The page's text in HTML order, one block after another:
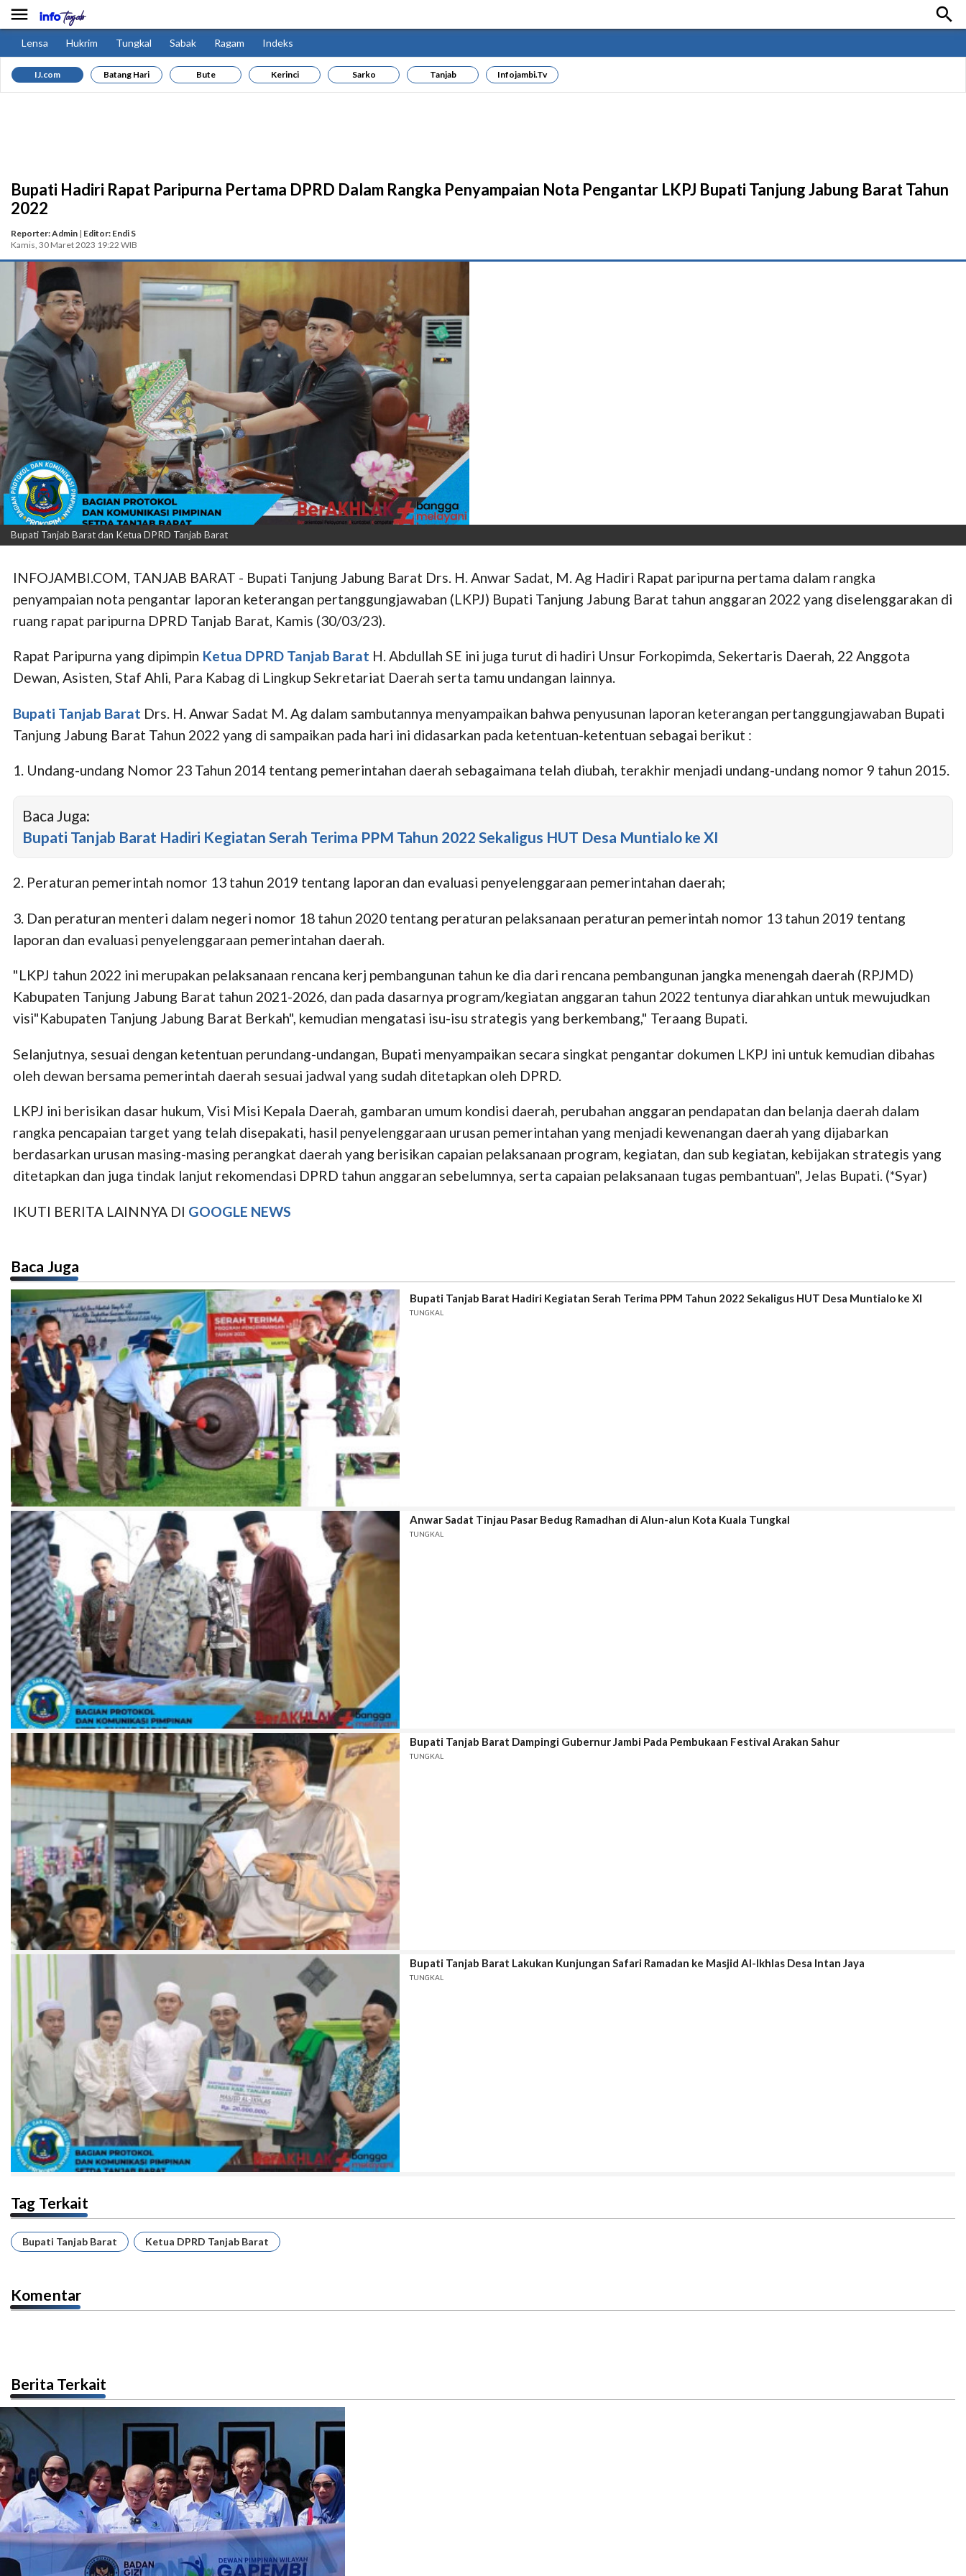
 
Lensa Hukrim Tungkal Sabak Ragam Indeks
IJ.com Batang Hari Bute Kerinci Sarko Tanjab Infojambi.tv
Bupati Hadiri Rapat Paripurna Pertama DPRD Dalam Rangka Penyampaian Nota Pengantar LKPJ Bupati Tanjung Jabung Barat Tahun
2022
Reporter: Admin | Editor: Endi S
Kamis, 30 Maret 2023 19:22 WIB
Bupati Tanjab Barat dan Ketua DPRD Tanjab Barat
INFOJAMBI.COM, TANJAB BARAT - Bupati Tanjung Jabung Barat Drs. H. Anwar Sadat, M. Ag Hadiri Rapat paripurna pertama dalam rangka
penyampaian nota pengantar laporan keterangan pertanggungjawaban (LKPJ) Bupati Tanjung Jabung Barat tahun anggaran 2022 yang diselenggarakan di
ruang rapat paripurna DPRD Tanjab Barat, Kamis (30/03/23).
Rapat Paripurna yang dipimpin Ketua DPRD Tanjab Barat H. Abdullah SE ini juga turut di hadiri Unsur Forkopimda, Sekertaris Daerah, 22 Anggota
Dewan, Asisten, Staf Ahli, Para Kabag di Lingkup Sekretariat Daerah serta tamu undangan lainnya.
Bupati Tanjab Barat Drs. H. Anwar Sadat M. Ag dalam sambutannya menyampaikan bahwa penyusunan laporan keterangan pertanggungjawaban Bupati
Tanjung Jabung Barat Tahun 2022 yang di sampaikan pada hari ini didasarkan pada ketentuan-ketentuan sebagai berikut :
1. Undang-undang Nomor 23 Tahun 2014 tentang pemerintahan daerah sebagaimana telah diubah, terakhir menjadi undang-undang nomor 9 tahun 2015.
Baca Juga:
Bupati Tanjab Barat Hadiri Kegiatan Serah Terima PPM Tahun 2022 Sekaligus HUT Desa Muntialo ke XI
2. Peraturan pemerintah nomor 13 tahun 2019 tentang laporan dan evaluasi penyelenggaraan pemerintahan daerah;
3. Dan peraturan menteri dalam negeri nomor 18 tahun 2020 tentang peraturan pelaksanaan peraturan pemerintah nomor 13 tahun 2019 tentang
laporan dan evaluasi penyelenggaraan pemerintahan daerah.
"LKPJ tahun 2022 ini merupakan pelaksanaan rencana kerj pembangunan tahun ke dia dari rencana pembangunan jangka menengah daerah (RPJMD)
Kabupaten Tanjung Jabung Barat tahun 2021-2026, dan pada dasarnya program/kegiatan anggaran tahun 2022 tentunya diarahkan untuk mewujudkan
visi"Kabupaten Tanjung Jabung Barat Berkah", kemudian mengatasi isu-isu strategis yang berkembang," Teraang Bupati.
Selanjutnya, sesuai dengan ketentuan perundang-undangan, Bupati menyampaikan secara singkat pengantar dokumen LKPJ ini untuk kemudian dibahas
oleh dewan bersama pemerintah daerah sesuai jadwal yang sudah ditetapkan oleh DPRD.
LKPJ ini berisikan dasar hukum, Visi Misi Kepala Daerah, gambaran umum kondisi daerah, perubahan anggaran pendapatan dan belanja daerah dalam
rangka pencapaian target yang telah disepakati, hasil penyelenggaraan urusan pemerintahan yang menjadi kewenangan daerah yang dijabarkan
berdasarkan urusan masing-masing perangkat daerah yang berisikan capaian pelaksanaan program, kegiatan, dan sub kegiatan, kebijakan strategis yang
ditetapkan dan juga tindak lanjut rekomendasi DPRD tahun anggaran sebelumnya, serta capaian pelaksanaan tugas pembantuan", Jelas Bupati. (*Syar)
IKUTI BERITA LAINNYA DI GOOGLE NEWS
Baca Juga
Bupati Tanjab Barat Hadiri Kegiatan Serah Terima PPM Tahun 2022 Sekaligus HUT Desa Muntialo ke XI
TUNGKAL
Anwar Sadat Tinjau Pasar Bedug Ramadhan di Alun-alun Kota Kuala Tungkal
TUNGKAL
Bupati Tanjab Barat Dampingi Gubernur Jambi Pada Pembukaan Festival Arakan Sahur
TUNGKAL
Bupati Tanjab Barat Lakukan Kunjungan Safari Ramadan ke Masjid Al-Ikhlas Desa Intan Jaya
TUNGKAL
Tag Terkait
Bupati Tanjab Barat Ketua DPRD Tanjab Barat
Komentar
Berita Terkait